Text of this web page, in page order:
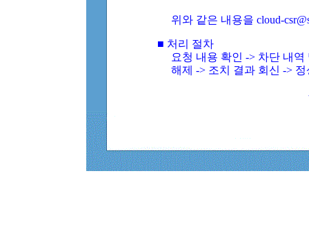
위와 같은 내용을 cloud-
■ 처리 절차
요청 내용 확인 -> 차단 내
해제 -> 조치 결과 회신 ->